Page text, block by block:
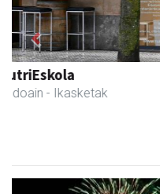
Bastero Kulturgunea
Andoain - Kulturguneak
Previous